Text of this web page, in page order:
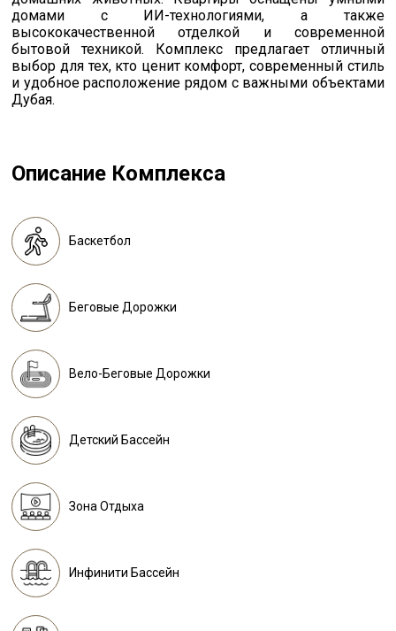
домами с ИИ-технологиями, а также
высококачественной отделкой и современной
бытовой техникой. Комплекс предлагает отличный
выбор для тех, кто ценит комфорт, современный стиль
и удобное расположение рядом с важными объектами
Дубая​.
Описание Комплекса
Баскетбол
Беговые Дорожки
Вело-Беговые Дорожки
Детский Бассейн
Зона Отдыха
Инфинити Бассейн